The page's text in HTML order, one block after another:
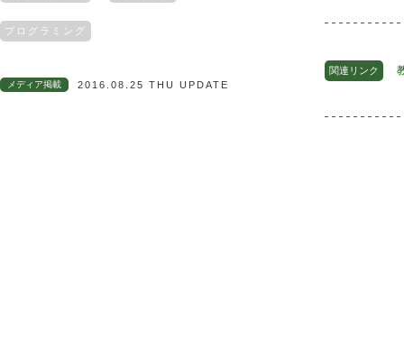
プログラミング
メディア掲載 2016.08.25 THU UPDATE
関連リンク